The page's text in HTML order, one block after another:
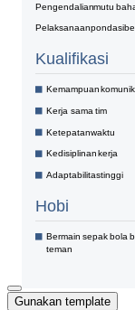
Gunakan template